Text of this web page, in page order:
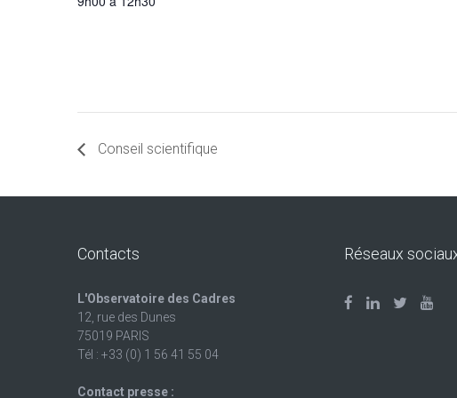
Conseil scientifique
Contacts
L'Observatoire des Cadres
12, rue des Dunes
75019 PARIS
Tél : +33 (0) 1 56 41 55 04
Contact presse :
Réseaux